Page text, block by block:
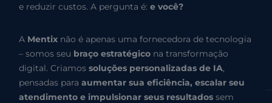
e reduzir custos. A pergunta é:e você?
A Mentix não é apenas uma fornecedora de tecnologia
– somos seu braço estratégico na transformação
digital. Criamossoluções personalizadas de IA,
pensadas paraaumentar sua eficiência, escalar seu
atendimento e impulsionar seus resultados sem